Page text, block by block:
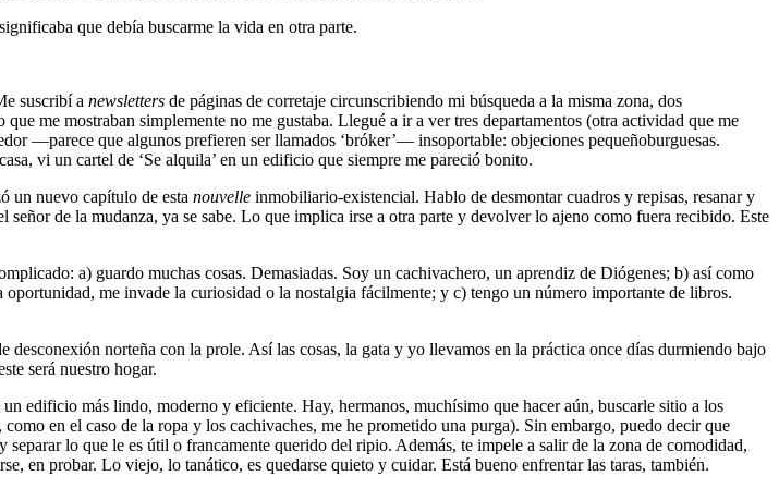
que debía buscarme la vida en otra parte.
suscribí a newsletters de páginas de corretaje circunscribiendo mi búsqueda a la misma zona, dos
me mostraban simplemente no me gustaba. Llegué a ir a ver tres departamentos (otra actividad que me
―parece que algunos prefieren ser llamados ‘bróker’― insoportable: objeciones pequeñoburguesas.
vi un cartel de ‘Se alquila’ en un edificio que siempre me pareció bonito.
un nuevo capítulo de esta nouvelle inmobiliario-existencial. Hablo de desmontar cuadros y repisas, resanar y
de la mudanza, ya se sabe. Lo que implica irse a otra parte y devolver lo ajeno como fuera recibido. Este
a) guardo muchas cosas. Demasiadas. Soy un cachivachero, un aprendiz de Diógenes; b) así como
me invade la curiosidad o la nostalgia fácilmente; y c) tengo un número importante de libros.
norteña con la prole. Así las cosas, la gata y yo llevamos en la práctica once días durmiendo bajo
será nuestro hogar.
edificio más lindo, moderno y eficiente. Hay, hermanos, muchísimo que hacer aún, buscarle sitio a los
en el caso de la ropa y los cachivaches, me he prometido una purga). Sin embargo, puedo decir que
lo que le es útil o francamente querido del ripio. Además, te impele a salir de la zona de comodidad,
en probar. Lo viejo, lo tanático, es quedarse quieto y cuidar. Está bueno enfrentar las taras, también.